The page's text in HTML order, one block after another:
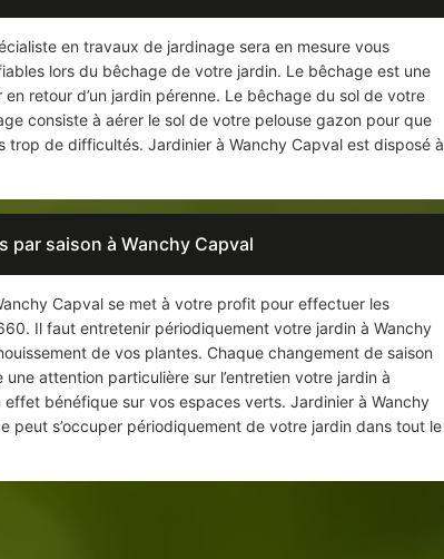
en travaux de jardinage sera en mesure vous
lors du bêchage de votre jardin. Le bêchage est une
retour d’un jardin pérenne. Le bêchage du sol de votre
consiste à aérer le sol de votre pelouse gazon pour que
trop de difficultés. Jardinier à Wanchy Capval est disposé à
par saison à Wanchy Capval
Capval se met à votre profit pour effectuer les
Il faut entretenir périodiquement votre jardin à Wanchy
de vos plantes. Chaque changement de saison
attention particulière sur l’entretien votre jardin à
bénéfique sur vos espaces verts. Jardinier à Wanchy
peut s’occuper périodiquement de votre jardin dans tout le